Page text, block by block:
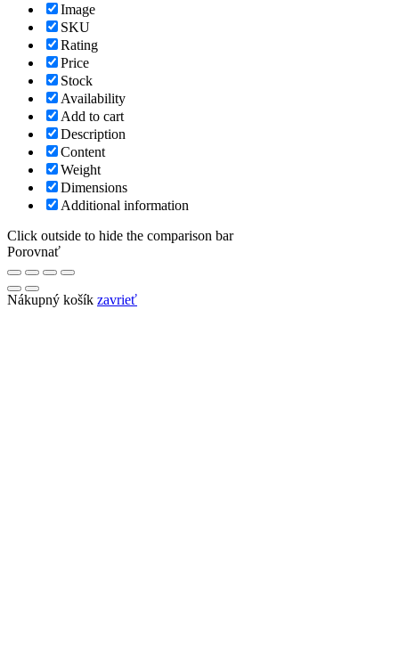
Image
SKU
Rating
Price
Stock
Availability
Add to cart
Description
Content
Weight
Dimensions
Additional information
Click outside to hide the comparison bar
Porovnať
Nákupný košík zavrieť